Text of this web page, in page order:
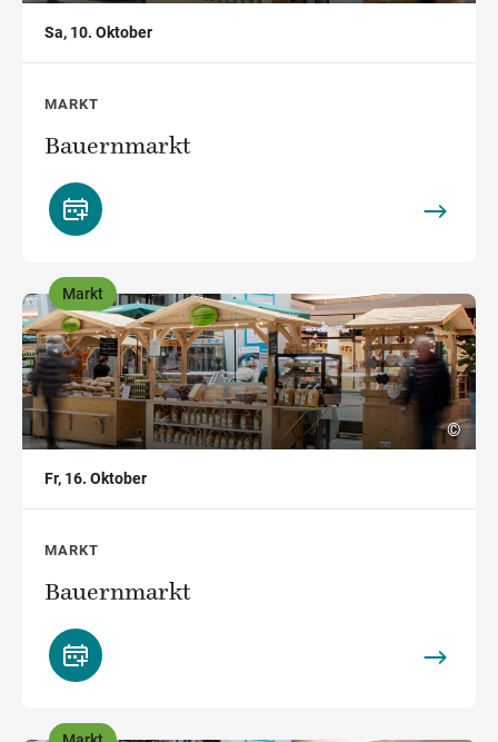
Sa, 10. Oktober
MARKT
Bauernmarkt
,
©
Markt
Fr, 16. Oktober
MARKT
Bauernmarkt